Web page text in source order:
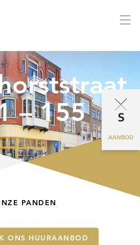
AANBOD
– 155
PANDEN
ONS HUURAANBOD